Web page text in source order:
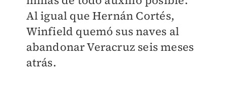
Al igual que Hernán Cortés,
Winfield quemó sus naves al
abandonar Veracruz seis meses
atrás.